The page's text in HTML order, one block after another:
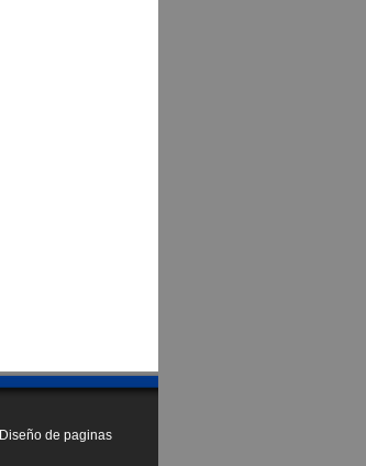
Diseño de paginas